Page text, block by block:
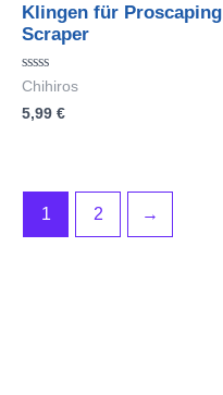
Klingen für Proscaping
Scraper
Bewertet
0
von
Chihiros
5,99 €
1 2 →